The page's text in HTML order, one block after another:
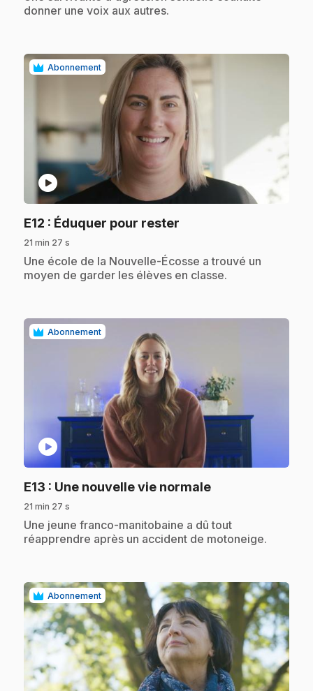
donner une voix aux autres.
Abonnement
play_circle
E12 : Éduquer pour rester
21 min 27 s
.Une école de la Nouvelle-Écosse a trouvé un
moyen de garder les élèves en classe.
Abonnement
play_circle
E13 : Une nouvelle vie normale.
21 min 27 s
.Une jeune franco-manitobaine a dû tout
réapprendre après un accident de motoneige.
Abonnement